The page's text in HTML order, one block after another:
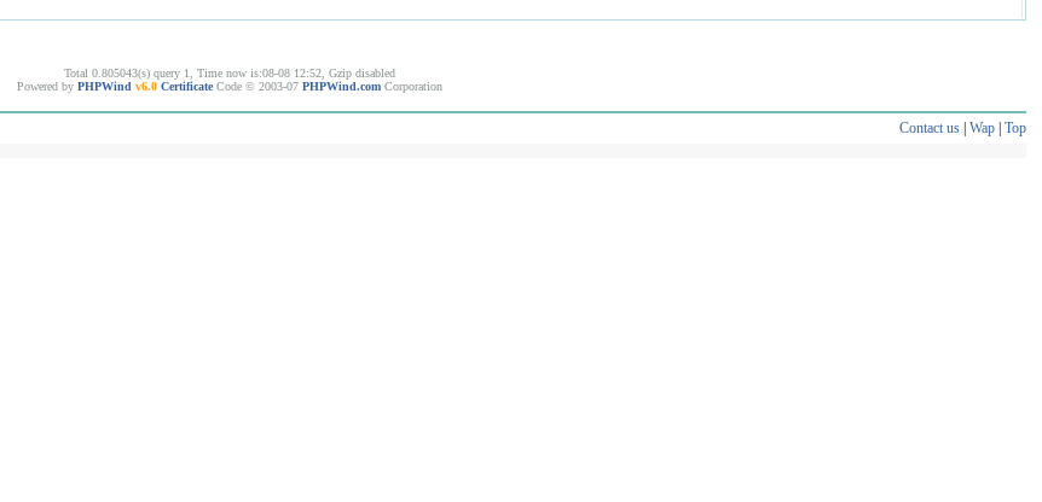
Total 0.805043(s) query 1, Time now is:08-08 12:52, Gzip disabled
Powered by PHPWind v6.0 Certificate Code © 2003-07 PHPWind.com Corporation
Contact us| Wap| Top